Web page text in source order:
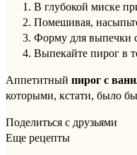
В глубокой миске
Помешивая,
Форму для выпечки
Выпекайте пирог в
Аппетитный пирог с
которыми, кстати, было
Поделиться с друзьями
Еще рецепты